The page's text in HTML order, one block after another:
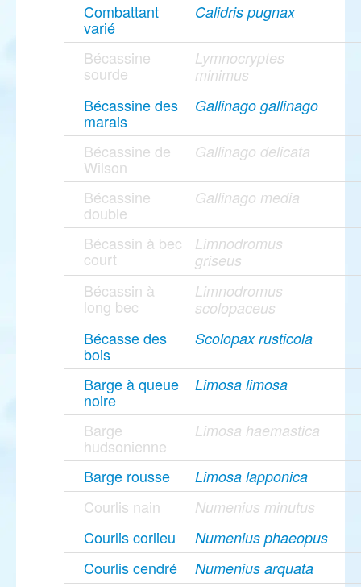
Combattant
varié
Calidris pugnax
Bécassine
sourde
Lymnocryptes
minimus
Bécassine des
marais
Gallinago gallinago
Bécassine de
Wilson
Gallinago delicata
Bécassine
double
Gallinago media
Bécassin à bec
court
Limnodromus
griseus
Bécassin à
long bec
Limnodromus
scolopaceus
Bécasse des
bois
Scolopax rusticola
Barge à queue
noire
Limosa limosa
Barge
hudsonienne
Limosa haemastica
Barge rousse Limosa lapponica
Courlis nain Numenius minutus
Courlis corlieu Numenius phaeopus
Courlis cendré Numenius arquata